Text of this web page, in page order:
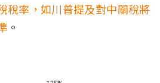
稅率，如川普提及對中關稅將
。